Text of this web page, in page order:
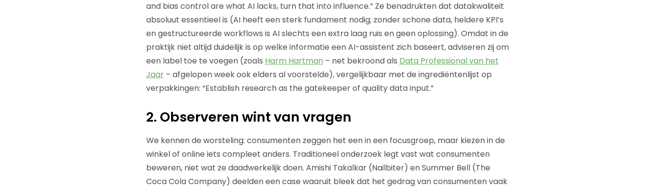
and bias control are what AI lacks, turn that into influence.” Ze benadrukten dat datakwaliteit
absoluut essentieel is (AI heeft een sterk fundament nodig; zonder schone data, heldere KPI’s
en gestructureerde workflows is AI slechts een extra laag ruis en geen oplossing). Omdat in de
praktijk niet altijd duidelijk is op welke informatie een AI-assistent zich baseert, adviseren zij om
een label toe te voegen (zoals Harm Hartman – net bekroond als Data Professional van het
Jaar– afgelopen week ook elders al voorstelde), vergelijkbaar met de ingrediëntenlijst op
verpakkingen: “Establish research as the gatekeeper of quality data input.”
2. Observeren wint van vragen
We kennen de worsteling: consumenten zeggen het een in een focusgroep, maar kiezen in de
winkel of online iets compleet anders. Traditioneel onderzoek legt vast wat consumenten
beweren, niet wat ze daadwerkelijk doen. Amishi Takalkar (Nailbiter) en Summer Bell (The
Coca Cola Company) deelden een case waaruit bleek dat het gedrag van consumenten vaak